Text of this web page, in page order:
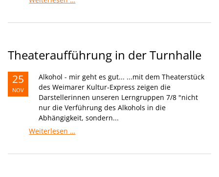
Theateraufführung in der Turnhalle
25
NOV
Alkohol - mir geht es gut... ...mit dem Theaterstück
des Weimarer Kultur-Express zeigen die
Darstellerinnen unseren Lerngruppen 7/8 "nicht
nur die Verführung des Alkohols in die
Abhängigkeit, sondern...
Weiterlesen …